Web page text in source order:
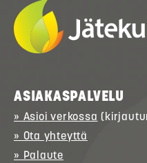
ASIAKASPALVELU
» Asioi verkossa
» Ota yhteyttä
» Palaute